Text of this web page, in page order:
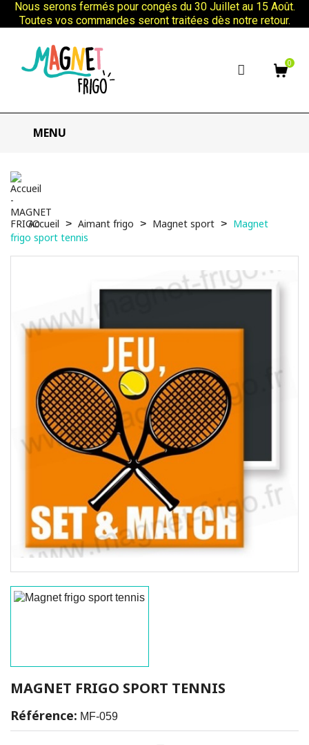
Nous serons fermés pour congés du 30 Juillet au 15 Août.
Toutes vos commandes seront traitées dès notre retour.
0
MENU
Accueil Aimant frigo Magnet sport
Magnet
frigo sport tennis
MAGNET FRIGO SPORT TENNIS
Référence: MF-059